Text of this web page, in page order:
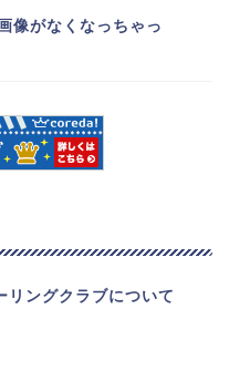
像がなくなっちゃっ
リングクラブについて